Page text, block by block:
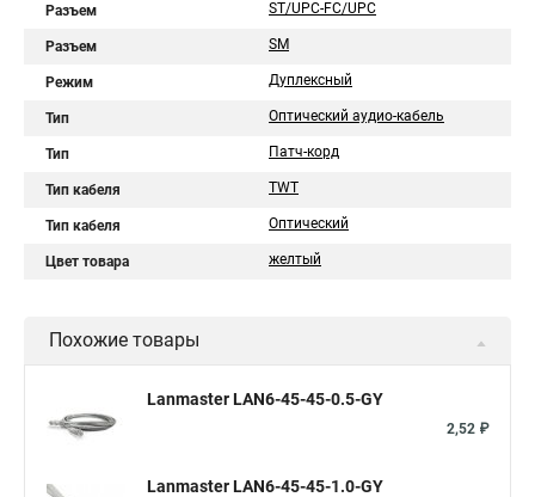
Разъем ST/UPC-FC/UPC
Разъем SM
Режим Дуплексный
Тип Оптический аудио-кабель
Тип Патч-корд
Тип кабеля TWT
Тип кабеля Оптический
Цвет товара желтый
Похожие товары
Lanmaster LAN6-45-45-0.5-GY
2,52 ₽
Lanmaster LAN6-45-45-1.0-GY